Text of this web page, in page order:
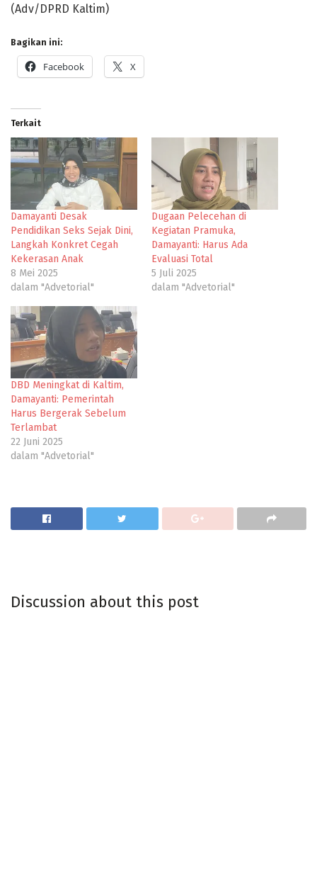
(Adv/DPRD Kaltim)
Bagikan ini:
Facebook X
Terkait
Damayanti Desak
Pendidikan Seks Sejak Dini,
Langkah Konkret Cegah
Kekerasan Anak
8 Mei 2025
dalam "Advetorial"
Dugaan Pelecehan di
Kegiatan Pramuka,
Damayanti: Harus Ada
Evaluasi Total
5 Juli 2025
dalam "Advetorial"
DBD Meningkat di Kaltim,
Damayanti: Pemerintah
Harus Bergerak Sebelum
Terlambat
22 Juni 2025
dalam "Advetorial"
Discussion about this post